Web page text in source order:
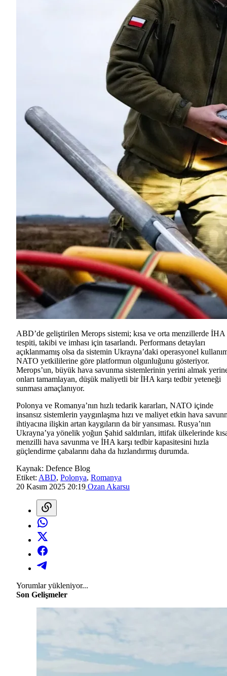
ABD’de geliştirilen Merops sistemi; kısa ve orta menzillerde İHA
tespiti, takibi ve imhası için tasarlandı. Performans detayları
açıklanmamış olsa da sistemin Ukrayna’daki operasyonel
NATO yetkililerine göre platformun olgunluğunu gösteriyor.
Merops’un, büyük hava savunma sistemlerinin yerini almak
onları tamamlayan, düşük maliyetli bir İHA karşı tedbir yeteneği
sunması amaçlanıyor.
Polonya ve Romanya’nın hızlı tedarik kararları, NATO içinde
insansız sistemlerin yaygınlaşma hızı ve maliyet etkin hava
ihtiyacına ilişkin artan kaygıların da bir yansıması. Rusya’nın
Ukrayna’ya yönelik yoğun Şahid saldırıları, ittifak ülkelerinde
menzilli hava savunma ve İHA karşı tedbir kapasitesini hızla
güçlendirme çabalarını daha da hızlandırmış durumda.
Kaynak: Defence Blog
Etiket: ABD, Polonya, Romanya
20 Kasım 2025 20:19 Ozan Akarsu
Yorumlar yükleniyor...
Son Gelişmeler